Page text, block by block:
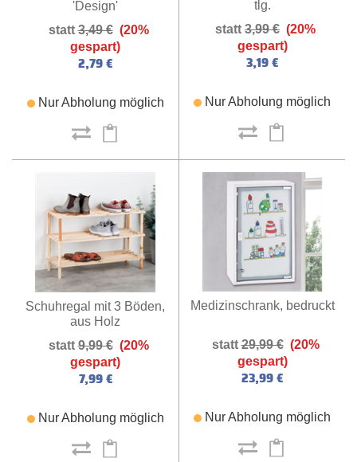
'Design'
3,49 € (20%
gespart)
2,79 €
Nur Abholung möglich
tlg.
3,99 € (20%
gespart)
3,19 €
Nur Abholung möglich
Schuhregal mit 3 Böden,
aus Holz
9,99 € (20%
gespart)
7,99 €
Nur Abholung möglich
Medizinschrank, bedruckt
29,99 € (20%
gespart)
23,99 €
Nur Abholung möglich